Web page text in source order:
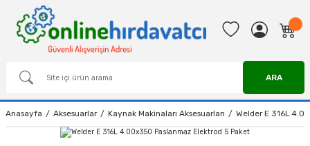
ARA
Anasayfa Aksesuarlar Kaynak Makinaları Aksesuarları Welder E 316L